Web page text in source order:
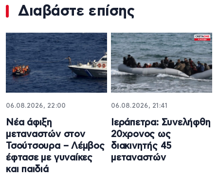
Διαβάστε επίσης
06.08.2026, 22:00
Νέα άφιξη
μεταναστών στον
Τσούτσουρα – Λέμβος
έφτασε με γυναίκες
και παιδιά
06.08.2026, 21:41
Ιεράπετρα: Συνελήφθη
20χρονος ως
διακινητής 45
μεταναστών